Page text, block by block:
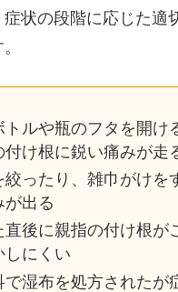
状の段階に応じた適
トルや瓶のフタを開け
付け根に鋭い痛みが走
絞ったり、雑巾がけを
が出る
直後に親指の付け根が
しにくい
で湿布を処方されたが